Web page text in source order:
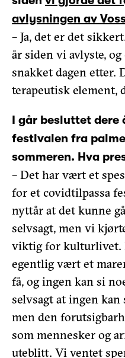
avlysningen av
– Ja, det er det
år siden vi avlyste,
snakket dagen etter.
terapeutisk element,
I går besluttet dere
festivalen fra
sommeren. Hva
– Det har vært et
for et covidtilpassa
nyttår at det kunne
selvsagt, men vi
viktig for kulturlivet.
egentlig vært et
få, og ingen kan si
selvsagt at ingen
men den
som mennesker og
uteblitt. Vi ventet